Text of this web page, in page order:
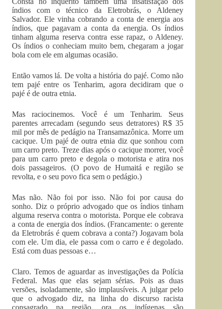
índios com o técnico da Eletrobrás, o Aldeney
Salvador. Ele vinha cobrando a conta de energia aos
índios, que pagavam a conta da energia. Os índios
tinham alguma reserva contra esse rapaz, o Aldeney.
Os índios o conheciam muito bem, chegaram a jogar
bola com ele em algumas ocasião.
Então vamos lá. De volta a história do pajé. Como não
tem pajé entre os Tenharim, agora decidiram que o
pajé é de outra etnia.
Mas raciocinemos. Você é um Tenharim. Seus
parentes arrecadam (segundo seus detratores) R$ 35
mil por mês de pedágio na Transamazônica. Morre um
cacique. Um pajé de outra etnia diz que sonhou com
um carro preto. Treze dias após o cacique morrer, você
para um carro preto e degola o motorista e atira nos
dois passageiros. (O povo de Humaitá e região se
revolta, e o seu povo fica sem o pedágio.)
Mas não. Não foi por isso. Não foi por causa do
sonho. Diz o próprio advogado que os índios tinham
alguma reserva contra o motorista. Porque ele cobrava
a conta de energia dos índios. (Francamente: o gerente
da Eletrobrás é quem cobrava a conta?) Jogavam bola
com ele. Um dia, ele passa com o carro e é degolado.
Está com duas pessoas e…
Claro. Temos de aguardar as investigações da Polícia
Federal. Mas que elas sejam sérias. Pois as duas
versões, isoladamente, são implausíveis. A julgar pelo
que o advogado diz, na linha do discurso racista
consagrado na região, ora os indígenas são